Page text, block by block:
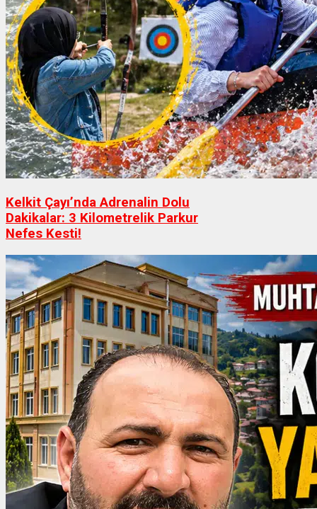
Kelkit Çayı’nda Adrenalin Dolu
Dakikalar: 3 Kilometrelik Parkur
Nefes Kesti!